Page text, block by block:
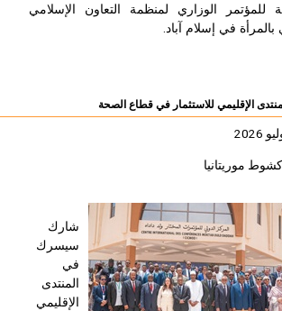
للمؤتمر الوزاري لمنظمة التعاون الإسلامي
في إسلام آباد.
الإقليمي للاستثمار في قطاع الصحة
موريتانيا
شارك
سيسرك
في
المنتدى
الإقليمي